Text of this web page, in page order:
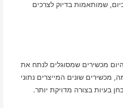
שמותאמות בדיוק לצרכים
מכשירים שמסוגלים לנתח את
מכשירים שונים המייצרים נתוני
בעיות בצורה מדויקת יותר.